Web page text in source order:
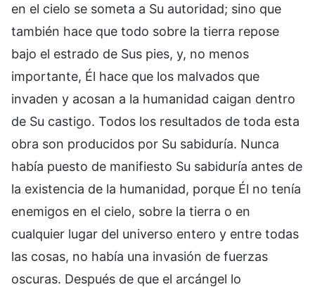
en el cielo se someta a Su autoridad; sino que
también hace que todo sobre la tierra repose
bajo el estrado de Sus pies, y, no menos
importante, Él hace que los malvados que
invaden y acosan a la humanidad caigan dentro
de Su castigo. Todos los resultados de toda esta
obra son producidos por Su sabiduría. Nunca
había puesto de manifiesto Su sabiduría antes de
la existencia de la humanidad, porque Él no tenía
enemigos en el cielo, sobre la tierra o en
cualquier lugar del universo entero y entre todas
las cosas, no había una invasión de fuerzas
oscuras. Después de que el arcángel lo